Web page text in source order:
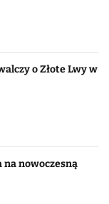
o Złote Lwy w
na nowoczesną